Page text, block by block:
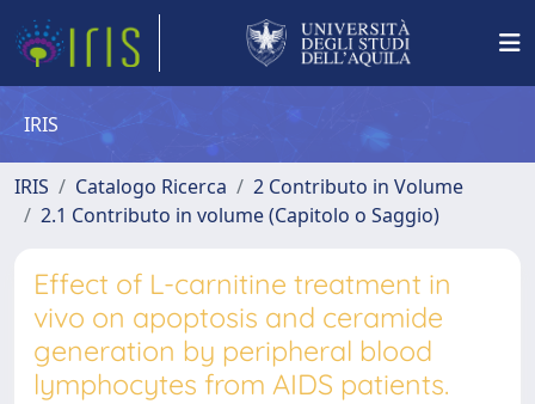
IRIS
IRIS Catalogo Ricerca
2 Contributo in Volume
2.1 Contributo in volume (Capitolo o Saggio)
Effect of L-carnitine treatment in
vivo on apoptosis and ceramide
generation by peripheral blood
lymphocytes from AIDS patients.